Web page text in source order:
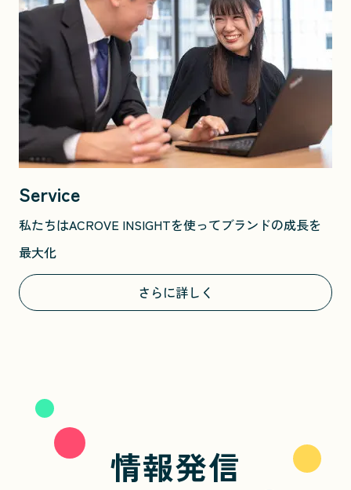
Service
私たちはACROVE INSIGHTを使ってブランドの成長を
最大化
さらに詳しく
情報発信